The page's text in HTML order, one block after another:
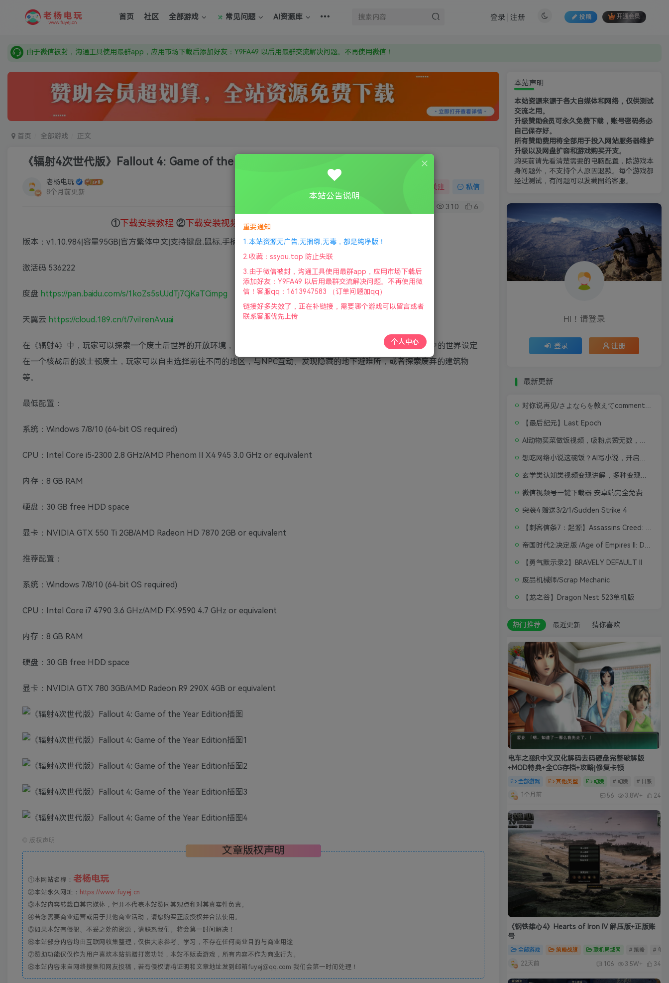
首页 社区 全部游戏 常见问题 AI资源库 投稿 开通会员
登录 注册
本站资源来自网络搜集，如有侵权，请联系删除：fuyej@qq.com 附上证书和内容链接
需要什么游戏请联系客服，若链接失效请联系客服，百度网盘边上的激活码也是解压密码
首页 全部游戏 正文
《辐射4次世代版》Fallout 4: Game of the Year Edition
老杨电玩
8个月前更新
关注 私信
310 6
①下载安装教程 ②下载安装视频教程 ③
版本：v1.10.984|容量95GB|官方繁体中文|支持键盘.鼠标.手柄|2024年09月16号更新
激活码 536222
度盘 https://pan.baidu.com/s/1koZs5sUJdTj7CjKaTCimpg
天翼云 https://cloud.189.cn/t/7viIrenAvuai
在《辐射4》中，玩家可以探索一个废土后世界的开放环境，自由冒险并发现各种地点、任务和秘密。《辐射4》游戏中的世界设定
在一个核战后的波士顿废土，玩家可以自由选择前往不同的地区，与NPC互动、发现隐藏的地下避难所，或者探索废弃的建筑物
等。
最低配置：
系统：Windows 7/8/10 (64-bit OS required)
CPU：Intel Core i5-2300 2.8 GHz/AMD Phenom II X4 945 3.0 GHz or equivalent
内存：8 GB RAM
硬盘：30 GB free HDD space
显卡：NVIDIA GTX 550 Ti 2GB/AMD Radeon HD 7870 2GB or equivalent
推荐配置：
系统：Windows 7/8/10 (64-bit OS required)
CPU：Intel Core i7 4790 3.6 GHz/AMD FX-9590 4.7 GHz or equivalent
内存：8 GB RAM
硬盘：30 GB free HDD space
显卡：NVIDIA GTX 780 3GB/AMD Radeon R9 290X 4GB or equivalent
© 版权声明
文章版权声明
①本网站名称： 老杨电玩
②本站永久网址： https://www.fuyej.cn
③本站内容转载自其它媒体，但并不代表本站赞同其观点和对其真实性负责。
④若您需要商业运营或用于其他商业活动，请您购买正版授权并合法使用。
⑤如果本站有侵犯、不妥之处的资源，请联系我们。将会第一时间解决！
⑥本站部分内容均由互联网收集整理，仅供大家参考、学习，不存在任何商业目的与商业用途
⑦赞助功能仅仅作为用户喜欢本站捐赠打赏功能，本站不贩卖游戏，所有内容不作为商业行为。
⑧本站内容来自网络搜集和网友投稿，若有侵权请将证明和文章地址发到邮箱fuyej@qq.com 我们会第一时间处理！
本站声明
本站资源来源于各大自媒体和网络，仅供测试
交流之用。
升级赞助会员可永久免费下载，账号密码务必
自己保存好。
所有赞助费用将全部用于投入网站服务器维护
升级以及网盘扩容和游戏购买开支。
购买前请先看清楚需要的电脑配置，除游戏本
身问题外，不支持个人原因退款。每个游戏都
经过测试，有问题可以发截图给客服。
HI！请登录
登录 注册
最新更新
【最后纪元】Last Epoch
微信视频号一键下载器 安卓端完全免费
突袭4 赠送3/2/1/Sudden Strike 4
【勇气默示录2】BRAVELY DEFAULT II
废品机械师/Scrap Mechanic
【龙之谷】Dragon Nest 523单机版
热门推荐 最近更新 猜你喜欢
电车之狼R中文汉化解码去码硬盘完整破解版
+MOD特典+全CG存档+攻略|修复卡顿
全部游戏 其他类型 动漫 # 动漫 # 日系
1个月前 56 3.8W+ 24
《钢铁雄心4》Hearts of Iron IV 解压版+正版账
号
全部游戏 策略战旗 联机局域网 # 策略 # 单
22天前 106 3.5W+ 34
本站公告说明
重要通知
1.本站资源无广告,无捆绑,无毒，都是纯净版！
2.收藏：ssyou.top 防止失联
3.由于微信被封，沟通工具使用最群app，应用市场下载后
添加好友：Y9FA49 以后用最群交流解决问题。不再使用微
信！客服qq：1613947583 （订单问题加qq）
链接好多失效了，正在补链接，需要哪个游戏可以留言或者
联系客服优先上传
个人中心